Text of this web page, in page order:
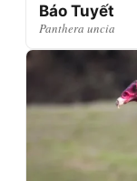
Báo Tuyết
Panthera uncia